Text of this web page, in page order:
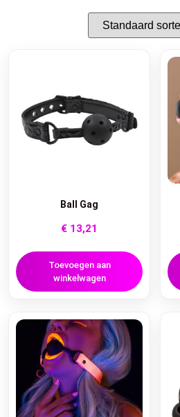
Ball Gag
€ 13,21
Toevoegen aan
winkelwagen